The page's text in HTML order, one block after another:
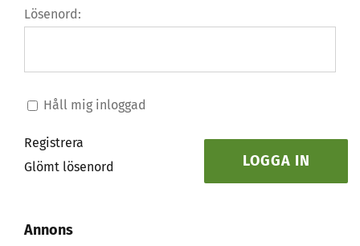
Lösenord:
Håll mig inloggad
LOGGA IN
Registrera
Glömt lösenord
Annons